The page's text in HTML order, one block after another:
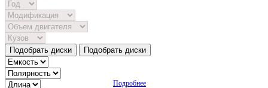
Подобрать диски Подобрать диски
Подробнее